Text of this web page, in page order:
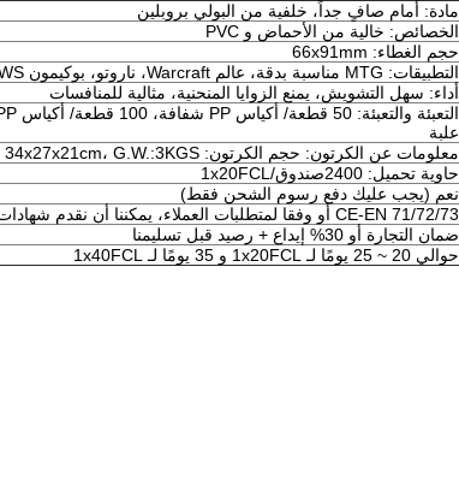
مادة: أمام صافٍ جداً، خلفية من البولي بروبلين
الخصائص: خالية من الأحماض و PVC
حجم الغطاء: 66x91mm
التطبيقات: MTG مناسبة بدقة، عالم Warcraft، ناروتو، بوكيمون WS الخ
أداء: سهل التشويش، يمنع الزوايا المنحنية، مثالية للمنافسات
علبة
معلومات عن الكرتون: حجم الكرتون: 34x27x21cm، G.W.:3KGS
حاوية تحميل: 2400صندوق/1x20FCL
نعم (يجب عليك دفع رسوم الشحن فقط)
CE-EN 71/72/73 أو وفقا لمتطلبات العملاء، يمكننا أن نقدم شهادات مختلفة.
ضمان التجارة أو 30% إيداع + رصيد قبل تسليمنا
حوالي 20 ~ 25 يومًا لـ 1x20FCL و 35 يومًا لـ 1x40FCL